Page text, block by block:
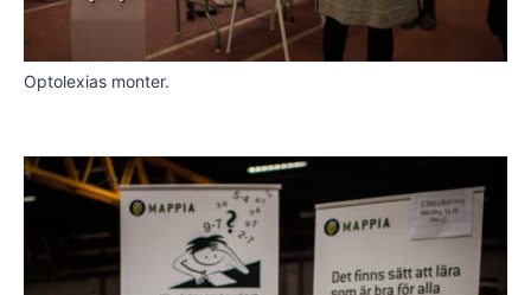
Optolexias monter.